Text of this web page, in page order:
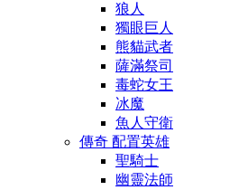
狼人
獨眼巨人
熊貓武者
薩滿祭司
毒蛇女王
冰魔
魚人守衛
傳奇 配置英雄
聖騎士
幽靈法師